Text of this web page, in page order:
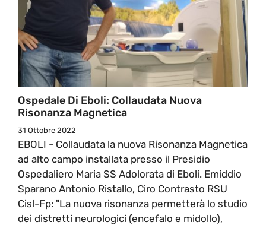
Ospedale Di Eboli: Collaudata Nuova
Risonanza Magnetica
31 Ottobre 2022
EBOLI - Collaudata la nuova Risonanza Magnetica
ad alto campo installata presso il Presidio
Ospedaliero Maria SS Adolorata di Eboli. Emiddio
Sparano Antonio Ristallo, Ciro Contrasto RSU
Cisl-Fp: "La nuova risonanza permetterà lo studio
dei distretti neurologici (encefalo e midollo),